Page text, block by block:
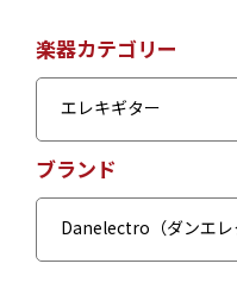
楽器カテゴリー
ブランド